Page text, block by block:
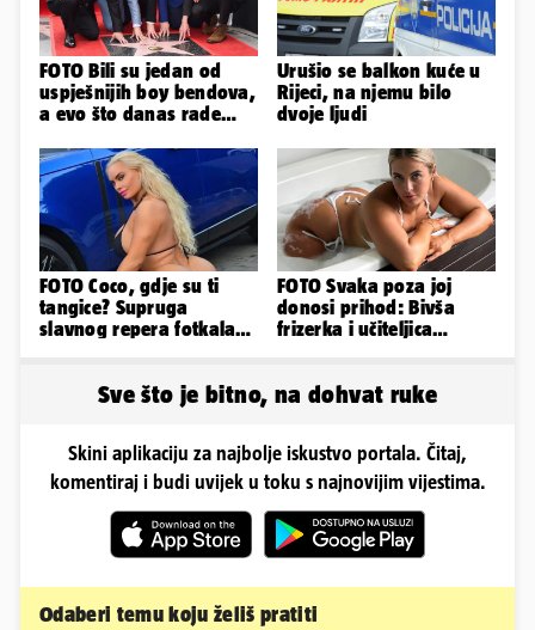
FOTO Bili su jedan od
uspješnijih boy bendova,
a evo što danas rade
Urušio se balkon kuće u
Rijeci, na njemu bilo
dvoje ljudi
FOTO Coco, gdje su ti
tangice? Supruga
slavnog repera fotkala
FOTO Svaka poza joj
donosi prihod: Bivša
frizerka i učiteljica
Sve što je bitno, na dohvat ruke
Skini aplikaciju za najbolje iskustvo portala. Čitaj,
komentiraj i budi uvijek u toku s najnovijim vijestima.
Odaberi temu koju želiš pratiti